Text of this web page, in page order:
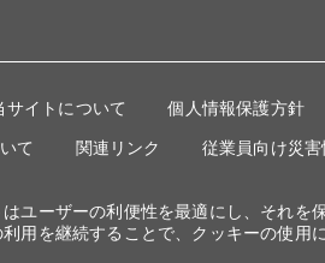
サイトについて 個人情報保護方針
て 関連リンク 従業員向け災害
ユーザーの利便性を最適にし、それを
用を継続することで、クッキーの使用